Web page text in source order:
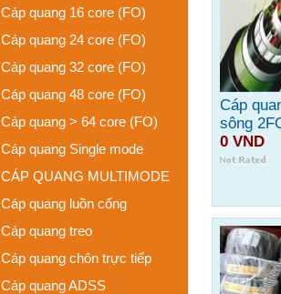
Cáp quang 16 core (FO)
Cáp quang 24 core (FO)
Cáp quang 32 core (FO)
Cáp quang 48 core (FO)
Cáp quang > 64 core (FO)
Cáp quang Single mode
CÁP QUANG MULTIMODE
Cáp quang luồn cống
Cáp quang treo
Cáp quang chôn trực tiếp
Cáp quang ADSS
Cáp
sông
0 VND